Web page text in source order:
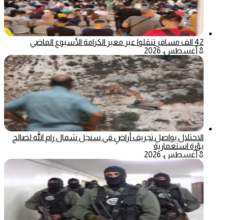
42 الف مسافر تنقلوا عبر معبر الكرامة الأسبوع الماضي
8 أغسطس، 2026
الاحتلال يواصل تجريف أراضٍ في سنجل شمال رام الله لصالح
بؤرة استعمارية
8 أغسطس، 2026